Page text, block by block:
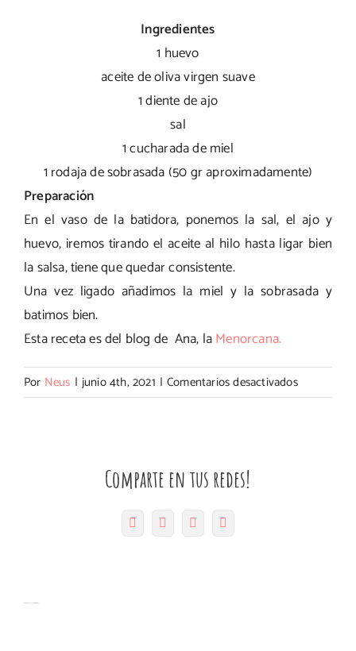
Ingredientes
1 huevo
aceite de oliva virgen suave
1 diente de ajo
sal
1 cucharada de miel
1 rodaja de sobrasada (50 gr aproximadamente)
Preparación
En el vaso de la batidora, ponemos la sal, el ajo y
huevo, iremos tirando el aceite al hilo hasta ligar bien
la salsa, tiene que quedar consistente.
Una vez ligado añadimos la miel y la sobrasada y
batimos bien.
Esta receta es del blog de Ana, laMenorcana.
Por Neus | junio 4th, 2021 | Comentarios desactivadosen
Mahonesa
Comparte en tus redes!
FacebookTwitter Pinterest
electrónico